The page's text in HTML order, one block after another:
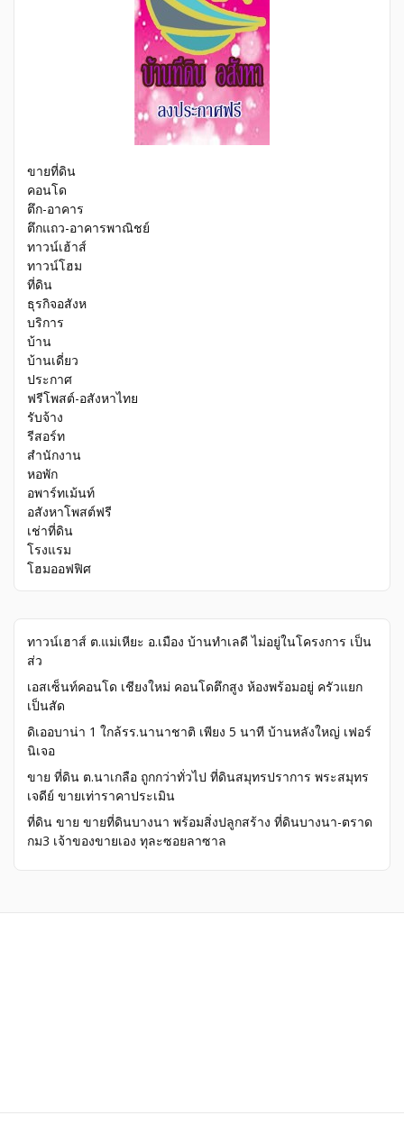
ขายที่ดิน
คอนโด
ตึก-อาคาร
ตึกแถว-อาคารพาณิชย์
ทาวน์เฮ้าส์
ทาวน์โฮม
ที่ดิน
ธุรกิจอสังห
บริการ
บ้าน
บ้านเดี่ยว
ประกาศ
ฟรีโพสต์-อสังหาไทย
รับจ้าง
รีสอร์ท
สำนักงาน
หอพัก
อพาร์ทเม้นท์
อสังหาโพสต์ฟรี
เช่าที่ดิน
โรงแรม
โฮมออฟฟิศ
ทาวน์เฮาส์ ต.แม่เหียะ อ.เมือง บ้านทำเลดี ไม่อยู่ในโครงการ เป็น
ส่ว
เอสเซ็นท์คอนโด เชียงใหม่ คอนโดตึกสูง ห้องพร้อมอยู่ ครัวแยก
เป็นสัด
ดิเออบาน่า 1 ใกล้รร.นานาชาติ เพียง 5 นาที บ้านหลังใหญ่ เฟอร์
นิเจอ
ขาย ที่ดิน ต.นาเกลือ ถูกกว่าทั่วไป ที่ดินสมุทรปราการ พระสมุทร
เจดีย์ ขายเท่าราคาประเมิน
ที่ดิน ขาย ขายที่ดินบางนา พร้อมสิ่งปลูกสร้าง ที่ดินบางนา-ตราด
กม3 เจ้าของขายเอง ทุละซอยลาซาล